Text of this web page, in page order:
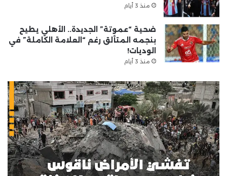
منذ 3 أيام
ضحية “عموتة” الجديدة.. الأهلي يطيح
بنجمه المتألق رغم “العلامة الكاملة” في
الوديات!
منذ 3 أيام